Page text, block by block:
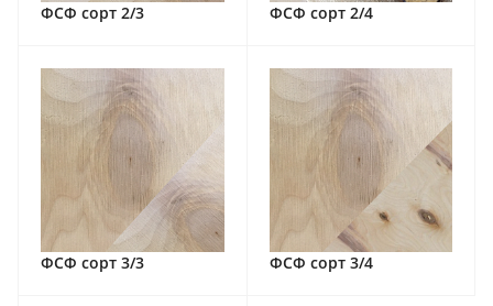
ФСФ сорт 2/3 ФСФ сорт 2/4
ФСФ сорт 3/3 ФСФ сорт 3/4